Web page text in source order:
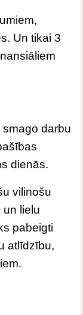
Un tikai 3
darbu
dienās.
vilinošu
un lielu
pabeigti
atlīdzību,